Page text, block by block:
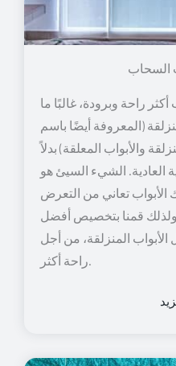
السحاب
راحة وبرودة، غالبًا ما
(المعروفة أيضًا باسم
والأبواب المعلقة) بدلاً
العادية. الشيء السيئ هو
الأبواب تعاني من التعرض
قمنا بتخصيص أفضل
الأبواب المنزلقة، من أجل
راحة أكثر.